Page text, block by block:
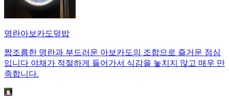
명란아보카도덮밥
짭조름한 명란과 부드러운 아보카도의 조합으로 즐거운 점심
입니다 야채가 적절하게 들어가서 식감을 놓치지 않고 매우 만
족합니다.